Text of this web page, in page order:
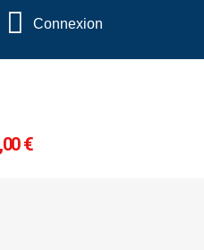
Connexion
€